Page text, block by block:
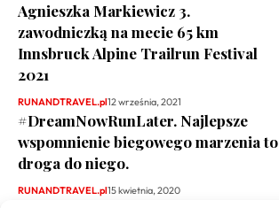
Agnieszka Markiewicz 3.
zawodniczką na mecie 65 km
Innsbruck Alpine Trailrun Festival
2021
RUNANDTRAVEL.pl12 września, 2021
#DreamNowRunLater. Najlepsze
wspomnienie biegowego marzenia to
droga do niego.
RUNANDTRAVEL.pl15 kwietnia, 2020